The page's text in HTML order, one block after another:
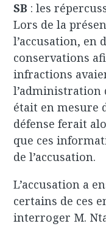
SB : les
Lors de la
l’accusation, en
conservations
infractions
l’administration
était en mesure
défense ferait
que ces
de l’accusation.
L’accusation a
certains de ces
interroger M.